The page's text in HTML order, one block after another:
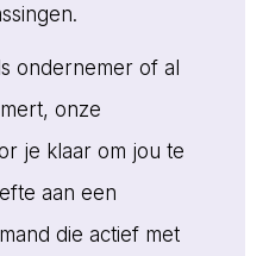
ondernemer of al
onze
je klaar om jou te
aan een
die actief met